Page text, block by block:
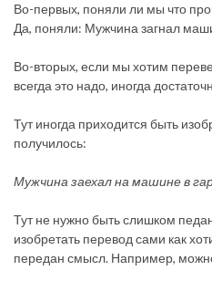
Во-первых, поняли ли мы что
Да, поняли: Мужчина загнал
Во-вторых, если мы хотим
всегда это надо, иногда
Тут иногда приходится быть
получилось:
Мужчина заехал на машине в
Тут не нужно быть слишком
изобретать перевод сами как
передан смысл. Например,